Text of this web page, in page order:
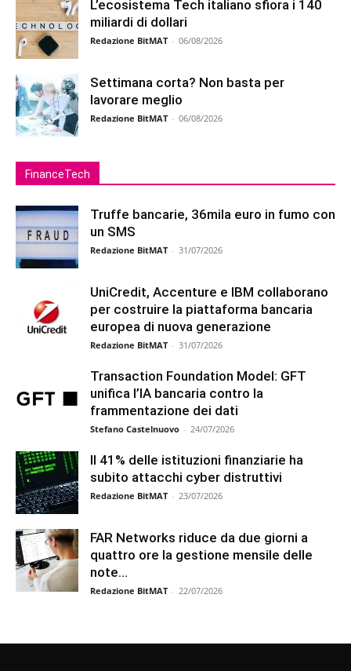
L’ecosistema Tech italiano sfiora i 140
miliardi di dollari
Redazione BitMAT - 06/08/2026
Settimana corta? Non basta per
lavorare meglio
Redazione BitMAT - 06/08/2026
FinanceTech
Truffe bancarie, 36mila euro in fumo con
un SMS
Redazione BitMAT - 31/07/2026
UniCredit, Accenture e IBM collaborano
per costruire la piattaforma bancaria
europea di nuova generazione
Redazione BitMAT - 31/07/2026
Transaction Foundation Model: GFT
unifica l’IA bancaria contro la
frammentazione dei dati
Stefano Castelnuovo - 24/07/2026
Il 41% delle istituzioni finanziarie ha
subito attacchi cyber distruttivi
Redazione BitMAT - 23/07/2026
FAR Networks riduce da due giorni a
quattro ore la gestione mensile delle
note...
Redazione BitMAT - 22/07/2026